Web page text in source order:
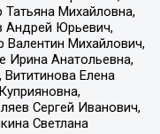
Михайловна,
Андрей Юрьевич,
Валентин Михайлович,
Ирина Анатольевна,
Елена
Сергей Иванович,
Светлана